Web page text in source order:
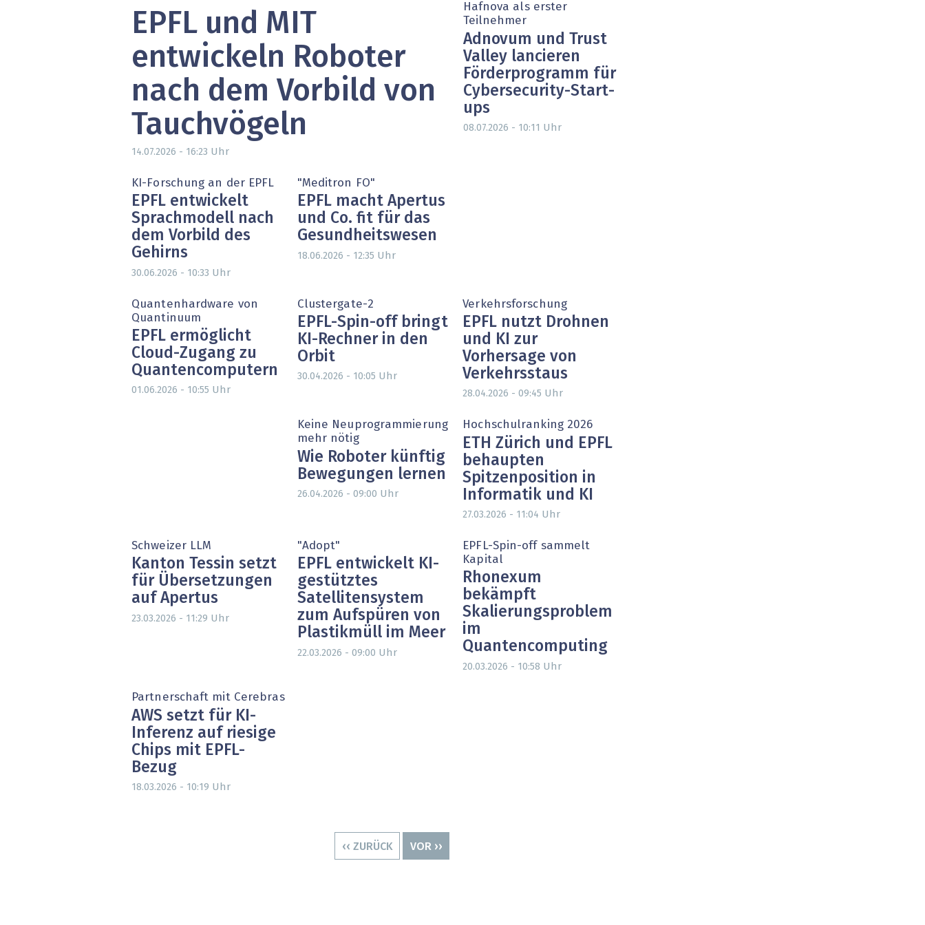
» alle News Gesundheit wird digital
Blockchain
EU-DSGVO
XaaS, Managed Services & Co.
» alle Dossiers
IT for Health
Artificial Intelligence
Finance 2030
Fintech & Insurtech
EPFL und MIT
entwickeln Roboter
nach dem Vorbild von
Tauchvögeln
14.07.2026 - 16:23 Uhr
Hafnova als erster
Teilnehmer
Adnovum und Trust
Valley lancieren
Förderprogramm für
Cybersecurity-Start-
ups
08.07.2026 - 10:11 Uhr
KI-Forschung an der EPFL
EPFL entwickelt
Sprachmodell nach
dem Vorbild des
Gehirns
30.06.2026 - 10:33 Uhr
"Meditron FO"
EPFL macht Apertus
und Co. fit für das
Gesundheitswesen
18.06.2026 - 12:35 Uhr
Quantenhardware von
Quantinuum
EPFL ermöglicht
Cloud-Zugang zu
Quantencomputern
01.06.2026 - 10:55 Uhr
Clustergate-2
EPFL-Spin-off bringt
KI-Rechner in den
Orbit
30.04.2026 - 10:05 Uhr
Verkehrsforschung
EPFL nutzt Drohnen
und KI zur
Vorhersage von
Verkehrsstaus
28.04.2026 - 09:45 Uhr
Keine Neuprogrammierung
mehr nötig
Wie Roboter künftig
Bewegungen lernen
26.04.2026 - 09:00 Uhr
Hochschulranking 2026
ETH Zürich und EPFL
behaupten
Spitzenposition in
Informatik und KI
27.03.2026 - 11:04 Uhr
Schweizer LLM
Kanton Tessin setzt
für Übersetzungen
auf Apertus
23.03.2026 - 11:29 Uhr
"Adopt"
EPFL entwickelt KI-
gestütztes
Satellitensystem
zum Aufspüren von
Plastikmüll im Meer
22.03.2026 - 09:00 Uhr
EPFL-Spin-off sammelt
Kapital
Rhonexum
bekämpft
Skalierungsproblem
im
Quantencomputing
20.03.2026 - 10:58 Uhr
Partnerschaft mit Cerebras
AWS setzt für KI-
Inferenz auf riesige
Chips mit EPFL-
Bezug
18.03.2026 - 10:19 Uhr
VORHERIGE
‹‹ ZURÜCK
NÄCHSTE
VOR ››